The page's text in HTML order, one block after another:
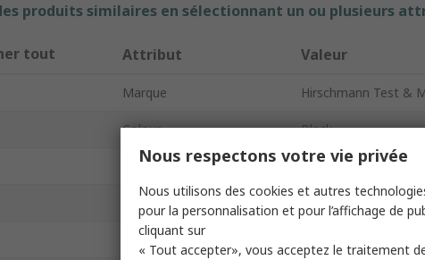
produits similaires en sélectionnant un ou plusieurs
tout Attribut Valeur
Marque Hirschmann Test &
Colour Black
Product Type Banana Plug
Male
Current
Nous respectons votre vie privée
Nous utilisons des cookies et autres
pour la personnalisation et pour l’affichage de
cliquant sur
« Tout accepter», vous acceptez le traitement